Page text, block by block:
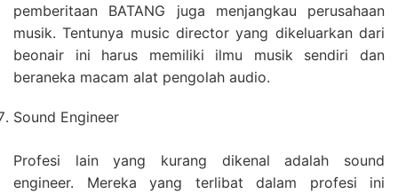
pemberitaan BATANG juga menjangkau perusahaan
musik. Tentunya music director yang dikeluarkan dari
beonair ini harus memiliki ilmu musik sendiri dan
beraneka macam alat pengolah audio.
Sound Engineer
Profesi lain yang kurang dikenal adalah sound
engineer. Mereka yang terlibat dalam profesi ini